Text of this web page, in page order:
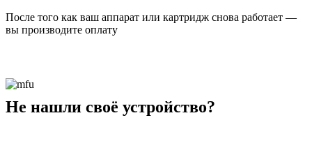
После того как ваш аппарат или картридж снова работает —
вы производите оплату
Не нашли своё устройство?